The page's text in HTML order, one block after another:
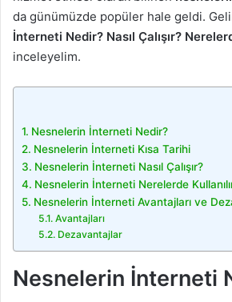
da günümüzde popüler hale geldi.
İnterneti Nedir? Nasıl Çalışır?
inceleyelim.
Nesnelerin İnterneti Nedir?
Nesnelerin İnterneti Kısa Tarihi
Nesnelerin İnterneti Nasıl Çalışır?
Nesnelerin İnterneti Nerelerde
Nesnelerin İnterneti Avantajları ve
Avantajları
Dezavantajlar
Nesnelerin İnterneti